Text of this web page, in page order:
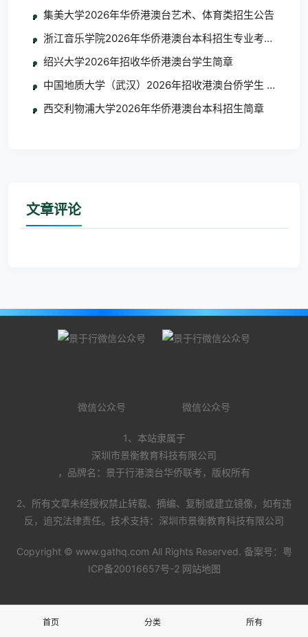
集美大学2026年华侨港澳台艺术、体育类招生公告
浙江音乐学院2026年华侨港澳台本科招生专业考试合格
绍兴大学2026年招收华侨港澳台学生简章
中国地质大学（武汉）2026年招收港澳台侨学生 艺术类
西交利物浦大学2026年华侨港澳台本科招生简章
文章评论
微信公众号 微信公众号
1、本站隶属于
深圳市景衡教育科技有限公司
，品牌名：景于行港澳台华侨联考，版权所有
2、所有文章未经授权禁止转载、摘编、复制或建立镜像，如有违
反，追究法律责任。技术支持：深圳市景衡教育科技有限公司
Copyright © www.gathq.com All Rights Reserved. 备案号： 粤
ICP备20016657号-2 网站地图
首页 分类 所有